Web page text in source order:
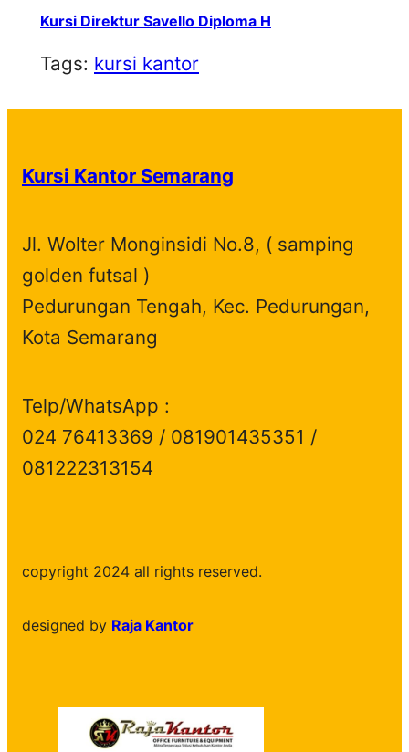
Kursi Direktur Savello Diploma H
Tags: kursi kantor
Kursi Kantor Semarang
Jl. Wolter Monginsidi No.8, ( samping
golden futsal )
Pedurungan Tengah, Kec. Pedurungan,
Kota Semarang
Telp/WhatsApp :
024 76413369 / 081901435351 /
081222313154
copyright 2024 all rights reserved.
designed by Raja Kantor